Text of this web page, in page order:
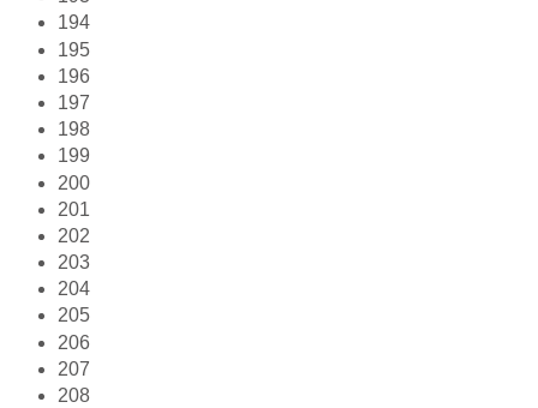
194
195
196
197
198
199
200
201
202
203
204
205
206
207
208